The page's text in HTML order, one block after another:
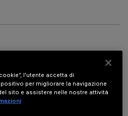
l'utente accetta di
per migliorare la navigazione
sito e assistere nelle nostre attività